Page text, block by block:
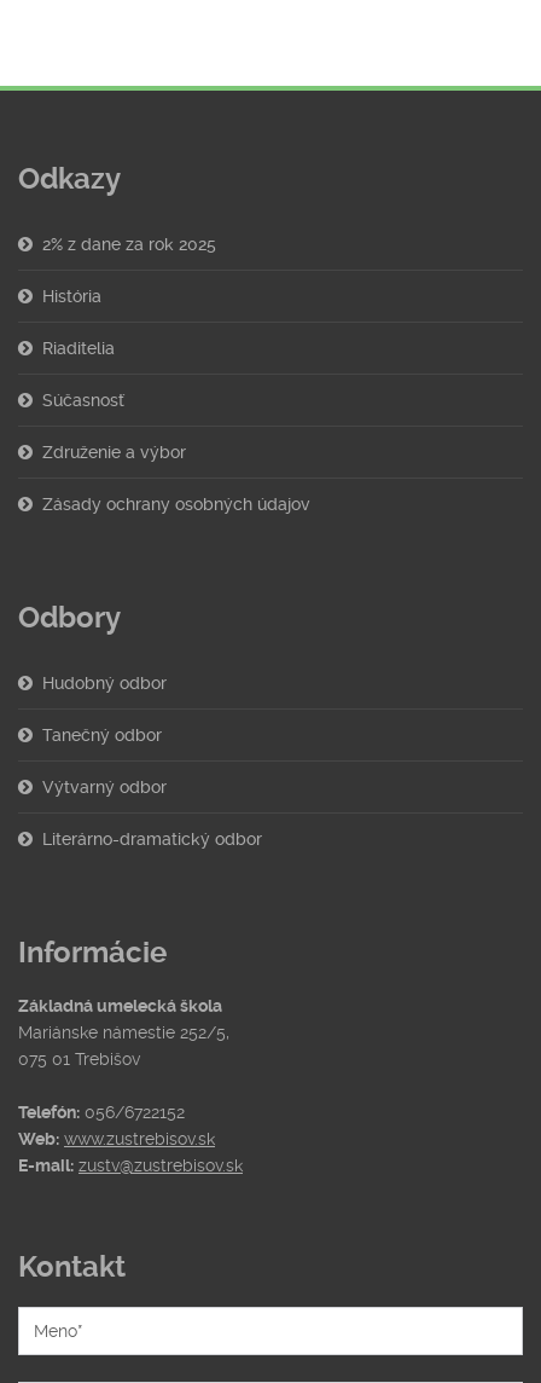
Odkazy
2% z dane za rok 2025
História
Riaditelia
Súčasnosť
Združenie a výbor
Zásady ochrany osobných údajov
Odbory
Hudobný odbor
Tanečný odbor
Výtvarný odbor
Literárno-dramatický odbor
Informácie
Základná umelecká škola
Mariánske námestie 252/5,
075 01 Trebišov
Telefón: 056/6722152
Web: www.zustrebisov.sk
E-mail: zustv@zustrebisov.sk
Kontakt